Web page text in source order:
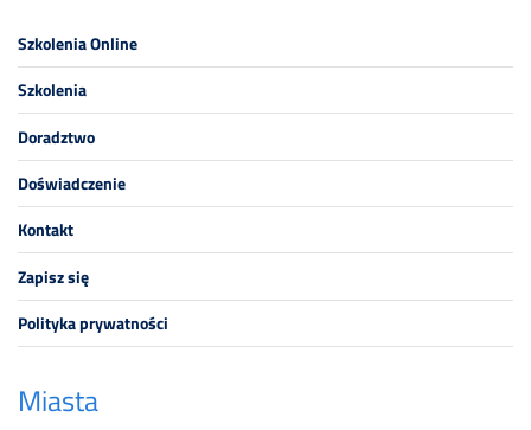
Szkolenia Online
Szkolenia
Doradztwo
Doświadczenie
Kontakt
Zapisz się
Polityka prywatności
Miasta